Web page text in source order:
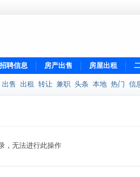
招聘信息 房产出售 房屋出租
出售 出租 转让 兼职 头条 本地 热门 信
，无法进行此操作